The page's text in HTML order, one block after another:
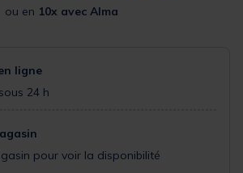
ou en 10x avec Alma
ligne
24 h
pour voir la disponibilité